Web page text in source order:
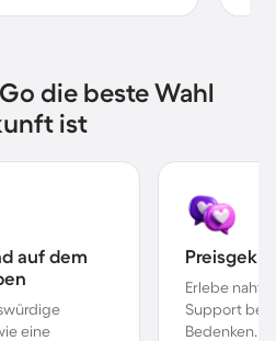
die beste Wahl
ist
auf dem
eine
Erlebe
Support bei
Bedenken.